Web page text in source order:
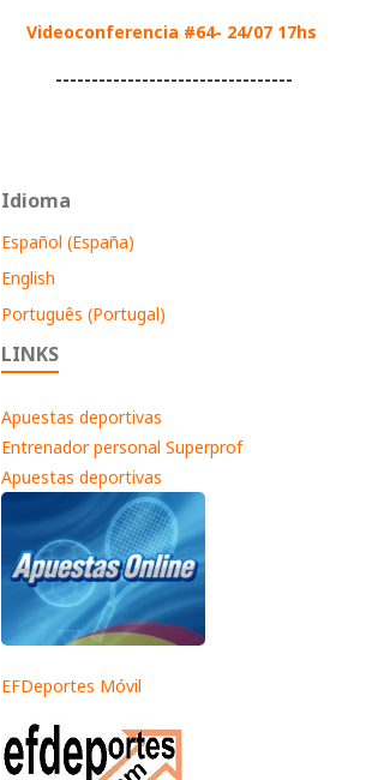
Videoconferencia #64- 24/07 17hs
---------------------------------
Idioma
Español (España)
English
Português (Portugal)
LINKS
Apuestas deportivas
Entrenador personal Superprof
Apuestas deportivas
EFDeportes Móvil